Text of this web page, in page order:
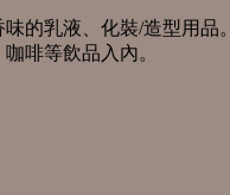
的乳液、化裝/造型用品。
啡等飲品入內。